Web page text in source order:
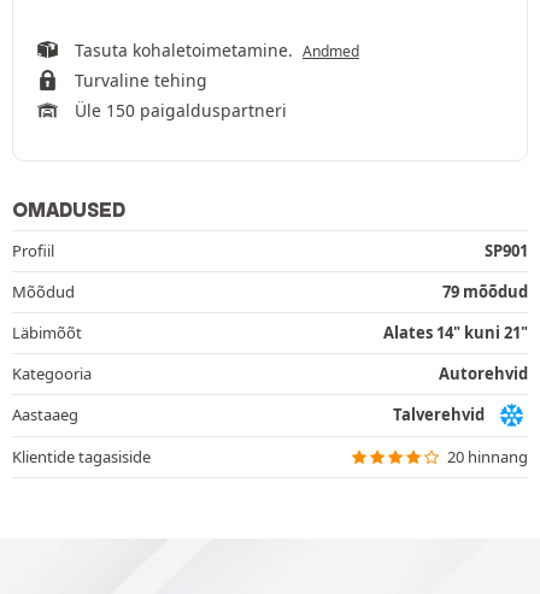
Tasuta kohaletoimetamine. Andmed
Turvaline tehing
Üle 150 paigalduspartneri
OMADUSED
Profiil
SP901
Mõõdud
79 mõõdud
Läbimõõt
Alates 14" kuni 21"
Kategooria
Autorehvid
Aastaaeg
Talverehvid
Klientide tagasiside
20 hinnang